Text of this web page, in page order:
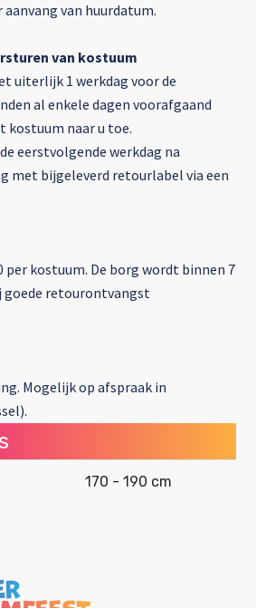
van huurdatum.
van kostuum
uiterlijk 1 werkdag voor de
al enkele dagen voorafgaand
kostuum naar u toe.
eerstvolgende werkdag na
met bijgeleverd retourlabel via een
per kostuum. De borg wordt binnen 7
goede retourontvangst
Mogelijk op afspraak in
170 - 190 cm